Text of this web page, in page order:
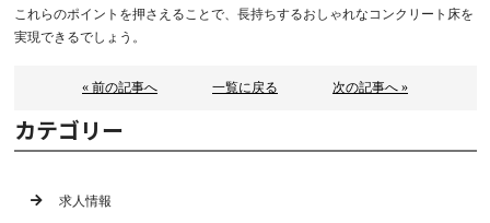
これらのポイントを押さえることで、長持ちするおしゃれなコンクリート床を
実現できるでしょう。
« 前の記事へ 一覧に戻る 次の記事へ »
カテゴリー
求人情報